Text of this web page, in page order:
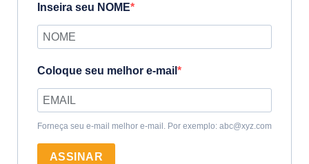
Inseira seu NOME
Coloque seu melhor e-mail
Forneça seu e-mail melhor e-mail. Por exemplo: abc@xyz.com
ASSINAR